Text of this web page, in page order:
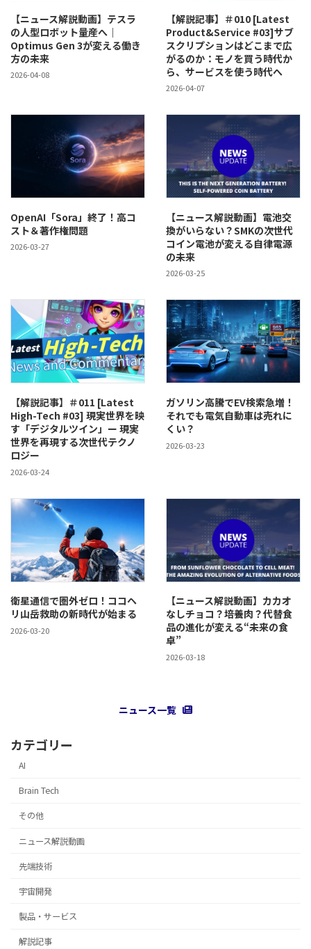
【ニュース解説動画】テスラ
の人型ロボット量産へ｜
Optimus Gen 3が変える働き
方の未来
2026-04-08
【解説記事】＃010 [Latest
Product&Service #03]サブ
スクリプションはどこまで広
がるのか：モノを買う時代か
ら、サービスを使う時代へ
2026-04-07
OpenAI「Sora」終了！高コ
スト＆著作権問題
2026-03-27
【ニュース解説動画】電池交
換がいらない？SMKの次世代
コイン電池が変える自律電源
の未来
2026-03-25
【解説記事】＃011 [Latest
High-Tech #03] 現実世界を映
す「デジタルツイン」ー 現実
世界を再現する次世代テクノ
ロジー
2026-03-24
ガソリン高騰でEV検索急増！
それでも電気自動車は売れに
くい？
2026-03-23
衛星通信で圏外ゼロ！ココヘ
リ山岳救助の新時代が始まる
2026-03-20
【ニュース解説動画】カカオ
なしチョコ？培養肉？代替食
品の進化が変える“未来の食
卓”
2026-03-18
ニュース一覧
カテゴリー
AI
Brain Tech
その他
ニュース解説動画
先端技術
宇宙開発
製品・サービス
解説記事